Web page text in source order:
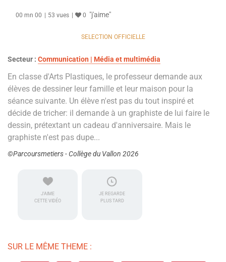
00 mn 00 53 vues 0 "j'aime"
SELECTION OFFICIELLE
Secteur : Communication | Média et multimédia
En classe d'Arts Plastiques, le professeur demande aux
élèves de dessiner leur famille et leur maison pour la
séance suivante. Un élève n'est pas du tout inspiré et
décide de tricher: il demande à un graphiste de lui faire le
dessin, prétextant un cadeau d'anniversaire. Mais le
graphiste n'est pas dupe...
©Parcoursmetiers - Collège du Vallon 2026
J'AIME
CETTE VIDÉO
JE REGARDE
PLUS TARD
SUR LE MÊME THEME :